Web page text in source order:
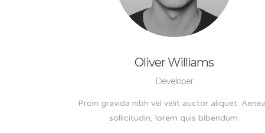
Oliver Williams
Developer
Proin gravida nibh vel velit auctor aliquet.
sollicitudin, lorem quis bibendum.